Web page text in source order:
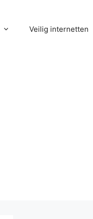
Veilig internetten